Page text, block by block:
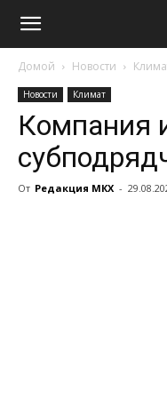
Домой Новости
Новости Климат
Компания
От Редакция МКХ -